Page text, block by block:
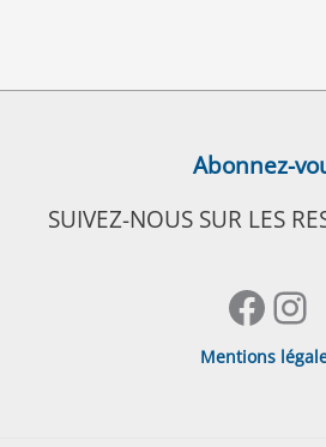
Abonnez-
SUIVEZ-NOUS SUR LES
Mentions